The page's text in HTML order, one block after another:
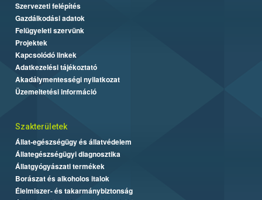
Szervezeti felépítés
Gazdálkodási adatok
Felügyeleti szervünk
Projektek
Kapcsolódó linkek
Adatkezelési tájékoztató
Akadálymentességi nyilatkozat
Üzemeltetési információ
Szakterületek
Állat-egészségügy és állatvédelem
Állategészségügyi diagnosztika
Állatgyógyászati termékek
Borászat és alkoholos italok
Élelmiszer- és takarmánybiztonság